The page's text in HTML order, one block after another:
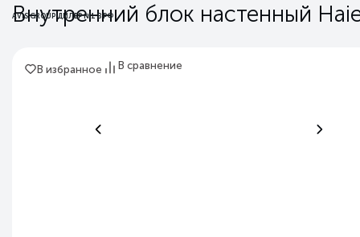
AVIS GROUP ДИЛЕР №1 В РФ
Внутренний блок настенный
В избранное В сравнение